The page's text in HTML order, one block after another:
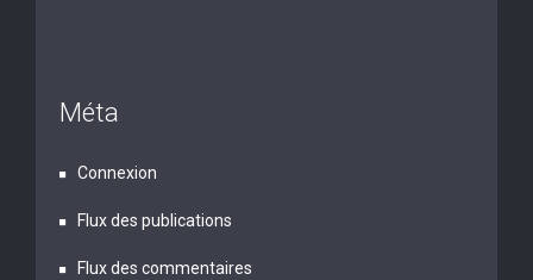
Méta
Connexion
Flux des publications
Flux des commentaires